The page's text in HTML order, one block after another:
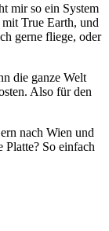
mir so ein System
True Earth, und
gerne fliege, oder
die ganze Welt
Also für den
nach Wien und
So einfach